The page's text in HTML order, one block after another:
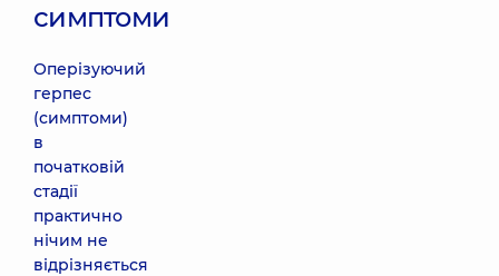
симптоми
Оперізуючий
герпес
(симптоми)
в
початковій
стадії
практично
нічим не
відрізняється